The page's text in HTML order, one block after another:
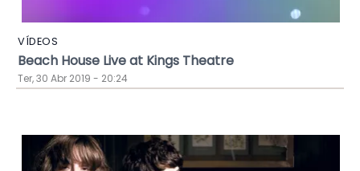
VÍDEOS
Beach House Live at Kings Theatre
Ter, 30 Abr 2019 - 20:24